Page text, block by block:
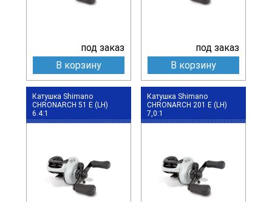
под заказ
В корзину
под заказ
В корзину
Катушка Shimano
CHRONARCH 51 E (LH)
6.4:1
Катушка Shimano
CHRONARCH 201 E (LH)
7,0:1